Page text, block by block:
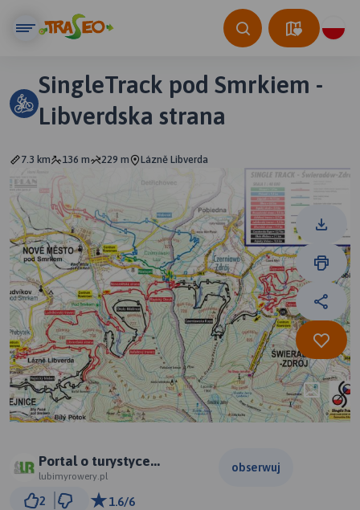
SingleTrack pod Smrkiem -
Libverdska strana
7.3 km 136 m 229 m Lázně Libverda
Portal o turystyce
rowerowej -
LubimyRowery.pl
lubimyrowery.pl
obserwuj
2 1.6/6